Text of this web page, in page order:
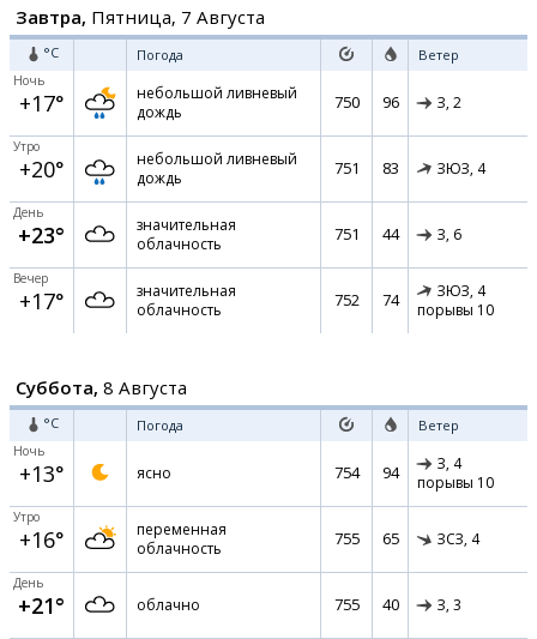
Завтра, Пятница, 7 Августа
°C Погода Ветер
Ночь
+17°
небольшой ливневый
дождь
750 96 З, 2
Утро
+20°
небольшой ливневый
дождь
751 83 ЗЮЗ, 4
День
+23°
значительная
облачность
751 44 З, 6
Вечер
+17°
значительная
облачность
752 74 ЗЮЗ, 4
порывы 10
Суббота, 8 Августа
°C Погода Ветер
Ночь
+13° ясно 754 94 З, 4
порывы 10
Утро
+16°
переменная
облачность
755 65 ЗСЗ, 4
День
+21° облачно 755 40 З, 3